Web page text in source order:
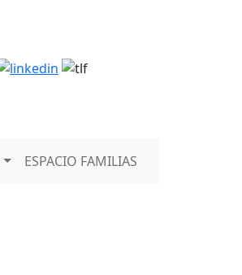
ESPACIO FAMILIAS